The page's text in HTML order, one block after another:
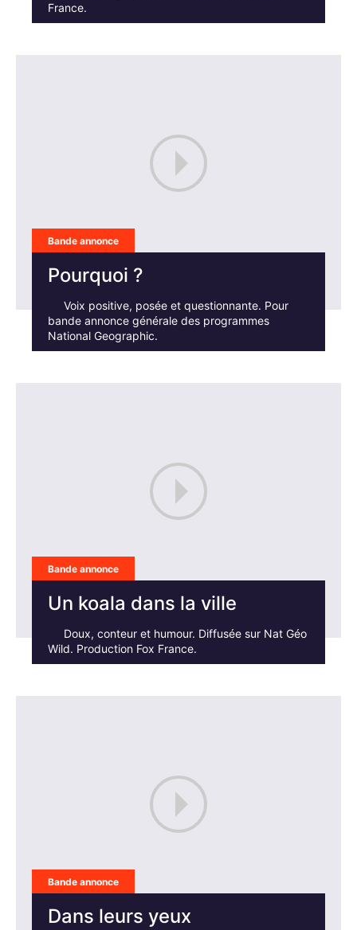
France.
Bande annonce
Pourquoi ?
Voix positive, posée et questionnante. Pour
bande annonce générale des programmes
National Geographic.
Bande annonce
Un koala dans la ville
Doux, conteur et humour. Diffusée sur Nat Géo
Wild. Production Fox France.
Bande annonce
Dans leurs yeux